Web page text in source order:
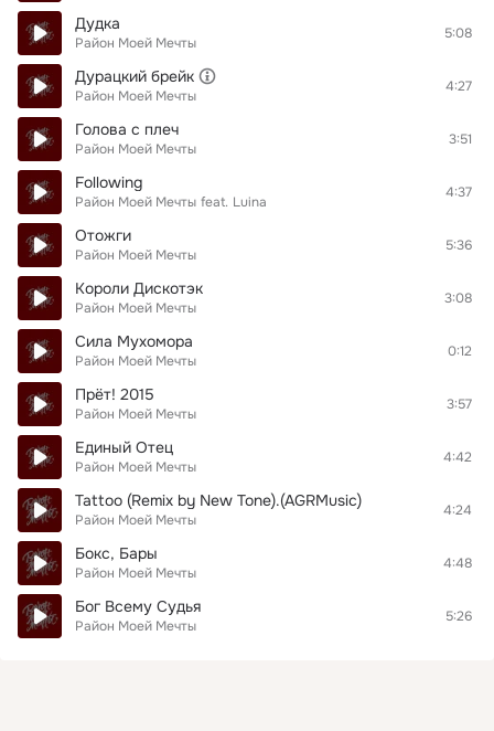
Дудка
Район Моей Мечты
5:08
Дурацкий брейк
Район Моей Мечты
4:27
Голова с плеч
Район Моей Мечты
3:51
Following
Район Моей Мечты feat. Luina
4:37
Отожги
Район Моей Мечты
5:36
Короли Дискотэк
Район Моей Мечты
3:08
Сила Мухомора
Район Моей Мечты
0:12
Прёт! 2015
Район Моей Мечты
3:57
Единый Отец
Район Моей Мечты
4:42
Tattoo (Remix by New Tone).(AGRMusic)
Район Моей Мечты
4:24
Бокс, Бары
Район Моей Мечты
4:48
Бог Всему Судья
Район Моей Мечты
5:26